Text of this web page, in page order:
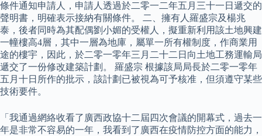
條件通知申請人，申請人透過於二零一二年五月三十一日遞交的
聲明書，明確表示接納有關條件。 二、擁有人羅盛宗及楊兆
泰，後者同時為其配偶劉小媚的受權人，擬重新利用該土地興建
一幢樓高4層，其中一層為地庫，屬單一所有權制度，作商業用
途的樓宇，因此，於二零一零年三月二十二日向土地工務運輸局
遞交了一份修改建築計劃。 羅盛宗 根據該局局長於二零一零年
五月十日所作的批示，該計劃已被視為可予核准，但須遵守某些
技術要件。
「我通過網絡收看了廣西政協十二屆四次會議的開幕式，過去一
年是非常不容易的一年，我看到了廣西在疫情防控方面的能力，